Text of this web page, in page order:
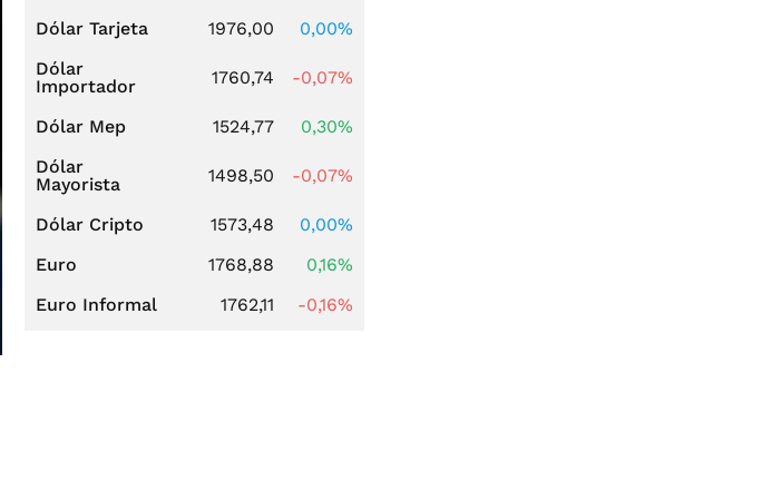
Dólar Tarjeta
1976,00
0,00%
Dólar
Importador
1760,74 -0,07%
Dólar Mep 1524,77
0,30%
Dólar
Mayorista
1498,50 -0,07%
Dólar Cripto 1573,48
0,00%
Euro
1768,88
0,16%
Euro Informal
1762,11 -0,16%